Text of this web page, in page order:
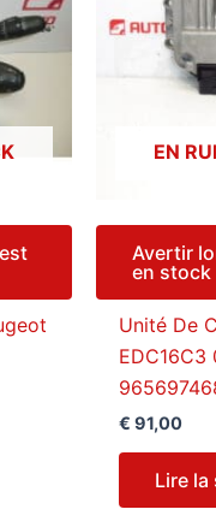
EN
Avertir
en stock
Unité De
EDC16C3
€ 91,00
Lire la